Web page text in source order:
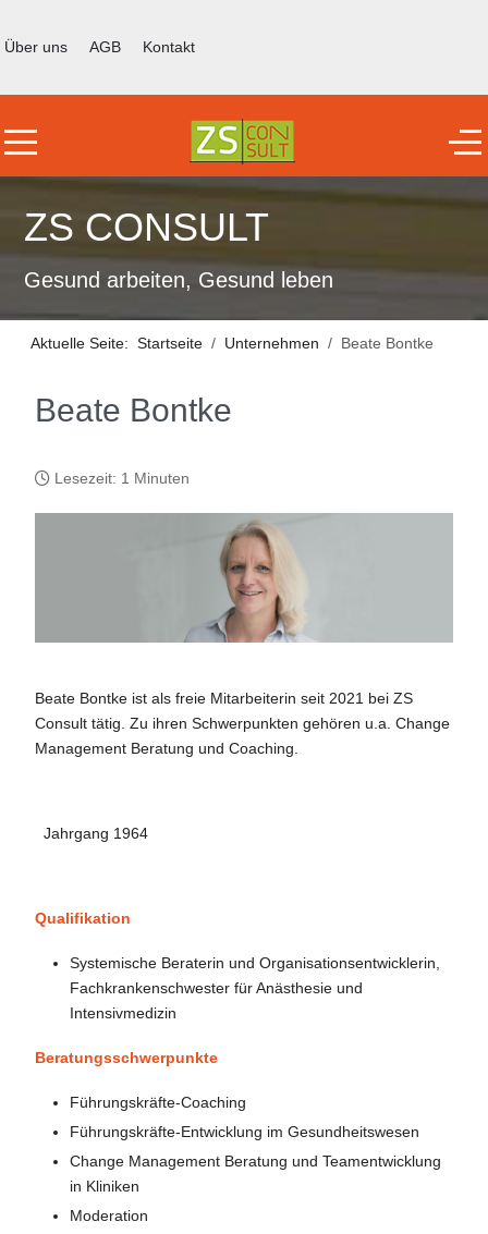
Über uns AGB Kontakt
Mobile Menu Toggle
ZS CONSULT
Gesund arbeiten, Gesund leben
Aktuelle Seite:Startseite Unternehmen Beate Bontke
Beate Bontke
Lesezeit: 1 Minuten
Beate Bontke ist als freie Mitarbeiterin seit 2021 bei ZS
Consult tätig. Zu ihren Schwerpunkten gehören u.a. Change
Management Beratung und Coaching.
Jahrgang 1964
Qualifikation
Systemische Beraterin und Organisationsentwicklerin,
Fachkrankenschwester für Anästhesie und
Intensivmedizin
Beratungsschwerpunkte
Führungskräfte-Coaching
Führungskräfte-Entwicklung im Gesundheitswesen
Change Management Beratung und Teamentwicklung
in Kliniken
Moderation